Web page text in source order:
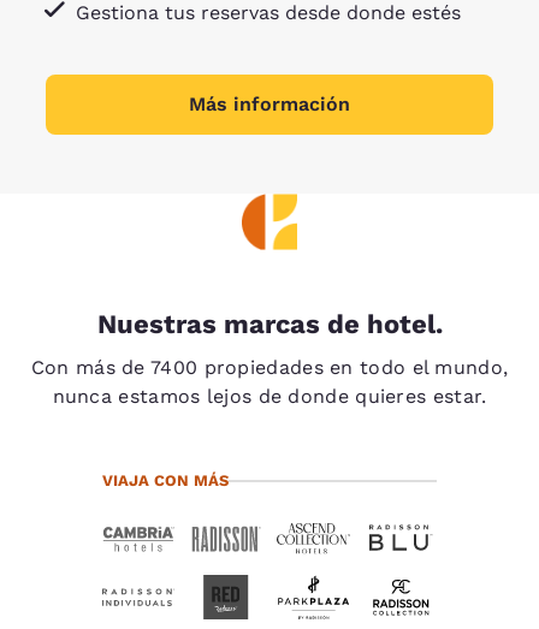
Gestiona tus reservas desde donde estés
Más información
Nuestras marcas de hotel.
Con más de 7400 propiedades en todo el mundo,
nunca estamos lejos de donde quieres estar.
VIAJA CON MÁS